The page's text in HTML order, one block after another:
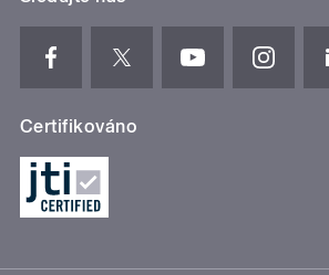
Certifikováno